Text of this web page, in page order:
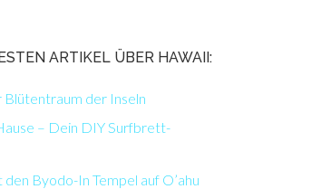
ARTIKEL ÜBER HAWAII:
Blütentraum der Inseln
– Dein DIY Surfbrett-
Byodo-In Tempel auf O’ahu